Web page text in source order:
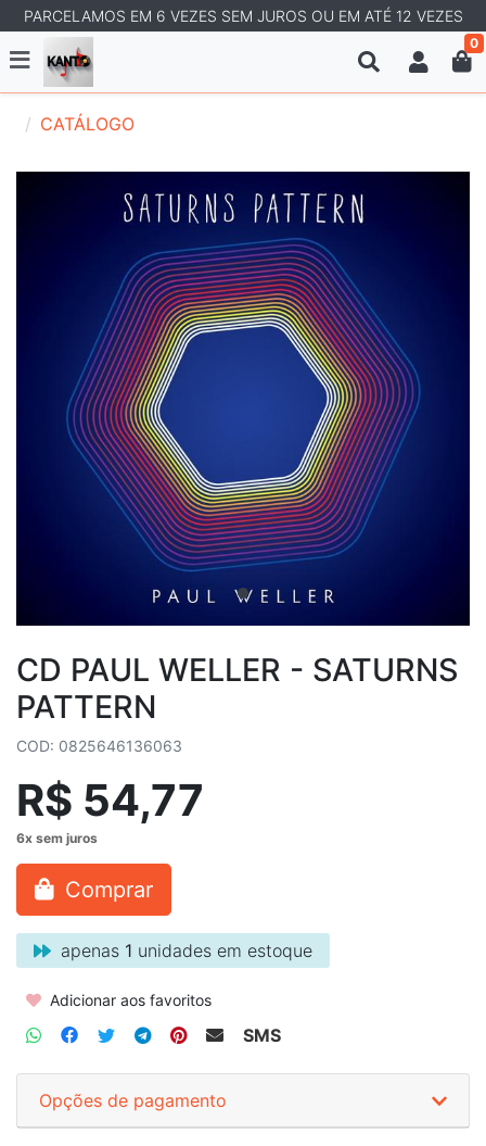
PARCELAMOS EM 6 VEZES SEM JUROS OU EM ATÉ 12 VEZES
0
CATÁLOGO
CD PAUL WELLER - SATURNS
PATTERN
COD: 0825646136063
R$ 54,77
Comprar
apenas 1 unidades em estoque
Adicionar aos favoritos
SMS
Opções de pagamento